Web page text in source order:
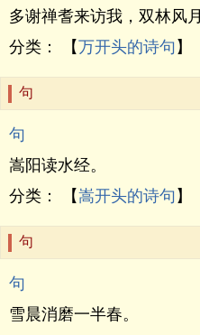
多谢禅耆来访我，双林风
分类： 【万开头的诗句 】
句
句
嵩阳读水经。
分类： 【嵩开头的诗句 】
句
句
雪晨消磨一半春。